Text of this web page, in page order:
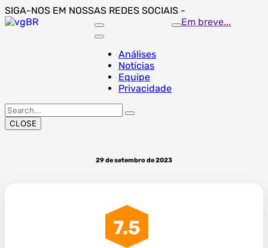
Skip
to
SIGA-NOS EM NOSSAS REDES SOCIAIS -
Análises
Notícias
Equipe
Privacidade
Em breve...
Search
for:
CLOSE
29 de setembro de 2023
7.5